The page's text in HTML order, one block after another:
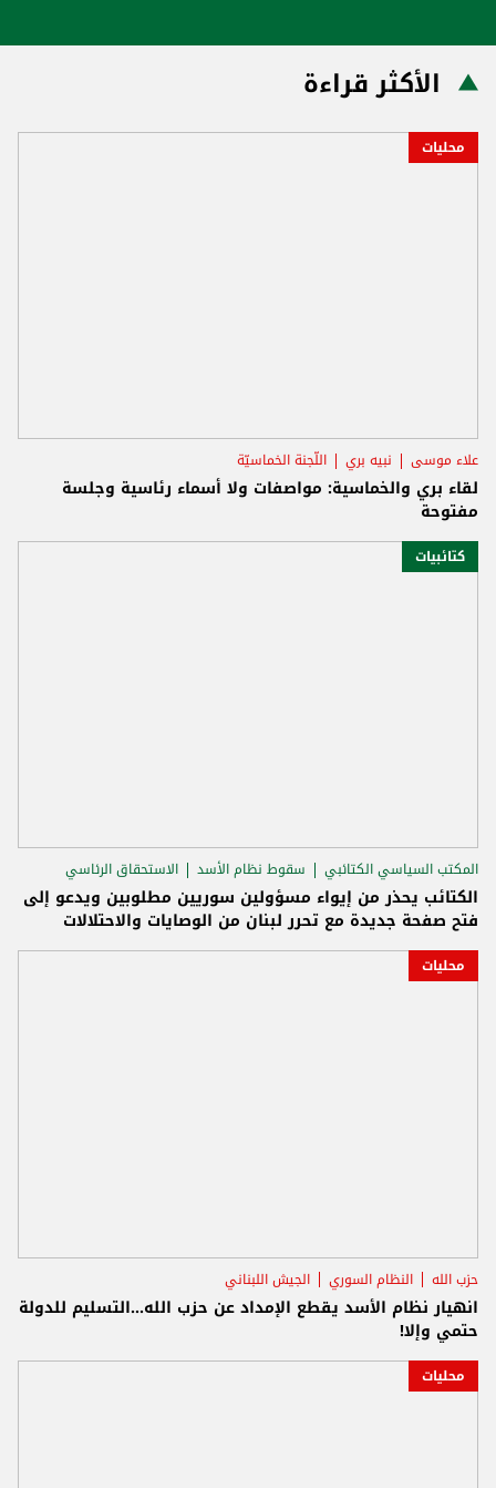
الأكثر قراءة
محليات
علاء موسى نبيه بري اللّجنة الخماسيّة
لقاء بري والخماسية: مواصفات ولا أسماء رئاسية وجلسة
مفتوحة
كتائبيات
المكتب السياسي الكتائبي سقوط نظام الأسد الاستحقاق الرئاسي
الكتائب يحذر من إيواء مسؤولين سوريين مطلوبين ويدعو إلى
فتح صفحة جديدة مع تحرر لبنان من الوصايات والاحتلالات
محليات
حزب الله النظام السوري الجيش اللبناني
انهيار نظام الأسد يقطع الإمداد عن حزب الله...التسليم للدولة
حتمي وإلا!
محليات